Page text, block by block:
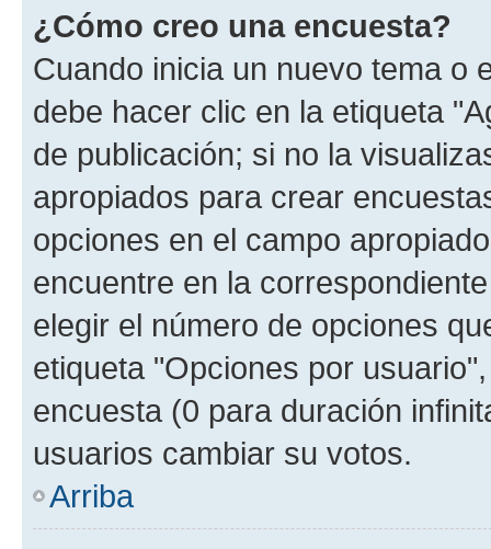
¿Cómo creo una encuesta?
Cuando inicia un nuevo tema o
debe hacer clic en la etiqueta
de publicación; si no la
apropiados para crear
opciones en el campo
encuentre en la
elegir el número de opciones
etiqueta "Opciones por
encuesta (0 para duración
usuarios cambiar su votos.
Arriba